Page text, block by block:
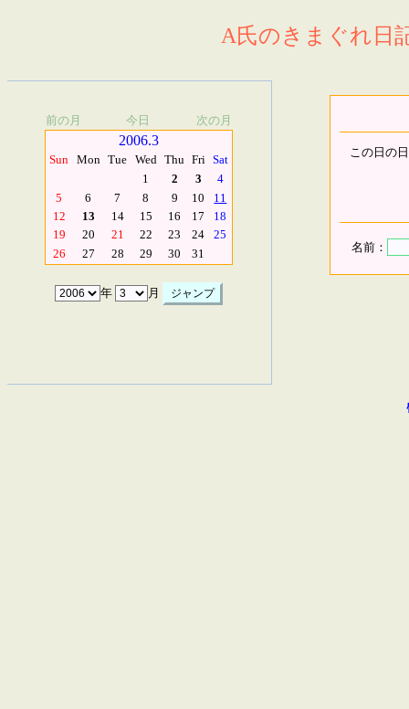
A氏のきまぐれ日
前の月 今日 次の月
2006.3
Sun Mon Tue Wed Thu Fri Sat
1
2 3
4
5
6 7 8 9 10
11
12
13 14 15 16 17
18
19
20 21 22 23 24
25
26
27 28 29 30 31
年 月
この日の
名前：